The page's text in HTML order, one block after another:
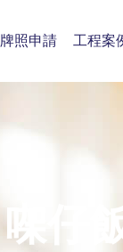
牌照申請 工程案
㗎仔